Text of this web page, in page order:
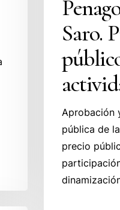
Saro.
público
actividades.
Saro.
Aprobación
pública de
precio